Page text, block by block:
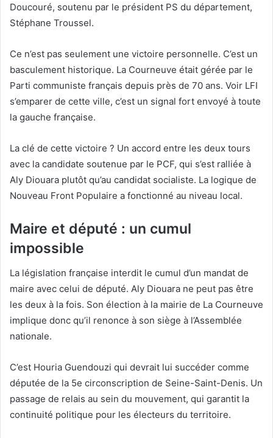
Doucouré, soutenu par le président PS du département,
Stéphane Troussel.
Ce n’est pas seulement une victoire personnelle. C’est un
basculement historique. La Courneuve était gérée par le
Parti communiste français depuis près de 70 ans. Voir LFI
s’emparer de cette ville, c’est un signal fort envoyé à toute
la gauche française.
La clé de cette victoire ? Un accord entre les deux tours
avec la candidate soutenue par le PCF, qui s’est ralliée à
Aly Diouara plutôt qu’au candidat socialiste. La logique de
Nouveau Front Populaire a fonctionné au niveau local.
Maire et député : un cumul
impossible
La législation française interdit le cumul d’un mandat de
maire avec celui de député. Aly Diouara ne peut pas être
les deux à la fois. Son élection à la mairie de La Courneuve
implique donc qu’il renonce à son siège à l’Assemblée
nationale.
C’est Houria Guendouzi qui devrait lui succéder comme
députée de la 5e circonscription de Seine-Saint-Denis. Un
passage de relais au sein du mouvement, qui garantit la
continuité politique pour les électeurs du territoire.